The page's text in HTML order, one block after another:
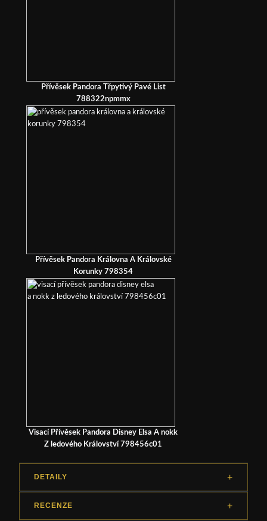
Přívěsek Pandora Třpytivý Pavé List
788322npmmx
Přívěsek Pandora Královna A Královské
Korunky 798354
Visací Přívěsek Pandora Disney Elsa A nokk
Z ledového Království 798456c01
DETAILY
RECENZE